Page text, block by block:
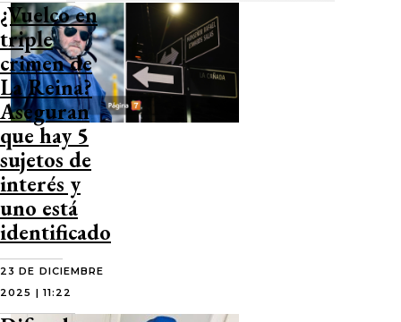
¿Vuelco en
triple
crimen de
La Reina?
Aseguran
que hay 5
sujetos de
interés y
uno está
identificado
23 DE DICIEMBRE
2025 | 11:22